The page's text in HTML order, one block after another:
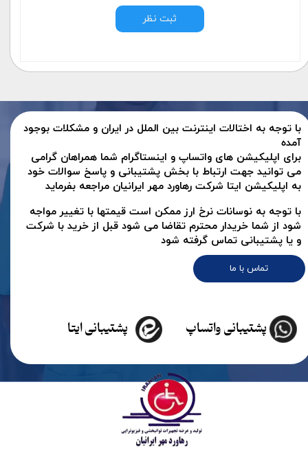
ثبت نظر
تماس با ما
با توجه به اختالات اینترنت بین الملل در ایران و مشکلات بوجود
آمده
برای اپلیکیشن های واتساپ و اینستاگرام شما همراهان گرامی
می توانید جهت ارتباط با بخش پشتیبانی و پاسخ سوالات خود
به اپلیکیشن ایتا شرکت رهاورد مهر ایرانیان مراجعه بفرماید
پشتیبانی ایتا پشتیبانی واتساپ
با توجه به نوسانات نرخ ارز ممکن است قیمتها با تغییر مواجه
شود از شما خریدار محترم تقاضا می شود قبل از خرید با شرکت
و یا پشتیبانی تماس گرفته شود